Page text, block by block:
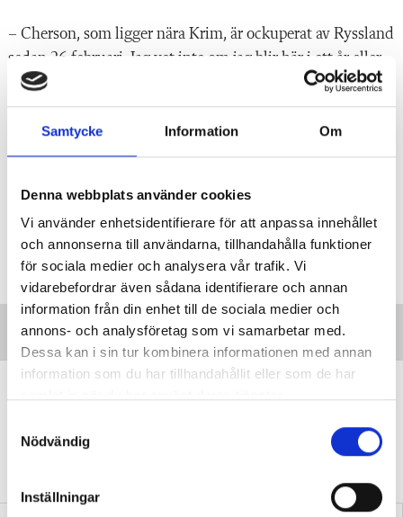
Samtycke Information Om
Denna webbplats använder cookies
Vi använder enhetsidentifierare för att anpassa innehållet
och annonserna till användarna, tillhandahålla funktioner
för sociala medier och analysera vår trafik. Vi
vidarebefordrar även sådana identifierare och annan
information från din enhet till de sociala medier och
annons- och analysföretag som vi samarbetar med.
Dessa kan i sin tur kombinera informationen med annan
information som du har tillhandahållit eller som de har
Nödvändig
Inställningar
– Cherson, som ligger nära Krim, är ockuperat av Ryssland
sedan 26 februari. Jag vet inte om jag blir här i ett år eller
två, eller... Alla skolor och universitet i Cherson är stängda
nu. Det pågår en del undervisning på distans men man
har inte så många lektioner, och en del har inte internet
hemma. Man vet inte alls hur det kommer bli men jag
Taggar: I skolan
VALDEBATTCenterpartiets tioåriga plan: